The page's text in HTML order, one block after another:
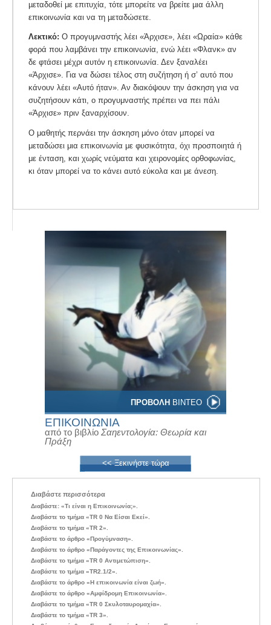
ΠΡΟΒΟΛΗ ΒΙΝΤΕΟ
ΕΠΙΚΟΙΝΩΝΙΑ
από το βιβλίο Σαηεντολογία: Θεωρία και
Πράξη
<< Ξεκινήστε τώρα
µεταδοθεί με επιτυχία, τότε µπορείτε να βρείτε µια άλλη
επικοινωνία και να τη µεταδώσετε.
Λεκτικό: Ο προγυμναστής λέει «Άρχισε», λέει «Ωραία» κάθε
φορά που λαμβάνει την επικοινωνία, ενώ λέει «Φλανκ» αν
δε φτάσει μέχρι αυτόν η επικοινωνία. Δεν ξαναλέει
«Άρχισε». Για να δώσει τέλος στη συζήτηση ή σ’ αυτό που
κάνουν λέει «Αυτό ήταν». Αν διακόψουν την άσκηση για να
συζητήσουν κάτι, ο προγυμναστής πρέπει να πει πάλι
«Άρχισε» πριν ξαναρχίσουν.
Ο μαθητής περνάει την άσκηση μόνο όταν μπορεί να
μεταδώσει μια επικοινωνία με φυσικότητα, όχι προσποιητά ή
με ένταση, και χωρίς νεύματα και χειρονομίες ορθοφωνίας,
κι όταν μπορεί να το κάνει αυτό εύκολα και με άνεση.
Διαβάστε περισσότερα
Διαβάστε: «Τι είναι η Επικοινωνία;».
Διαβάστε το τμήμα «TR 0 Να Είσαι Εκεί».
Διαβάστε το τμήμα «TR 2».
Διαβάστε το άρθρο «Προγύμναση».
Διαβάστε το άρθρο «Παράγοντες της Επικοινωνίας».
Διαβάστε το τμήμα «TR 0 Αντιμετώπιση».
Διαβάστε το τμήμα «TR2.1/2».
Διαβάστε το άρθρο «Η επικοινωνία είναι ζωή».
Διαβάστε το άρθρο «Αμφίδρομη Επικοινωνία».
Διαβάστε το τμήμα «TR 0 Σκυλοταυρομαχία».
Διαβάστε το τμήμα «TR 3».